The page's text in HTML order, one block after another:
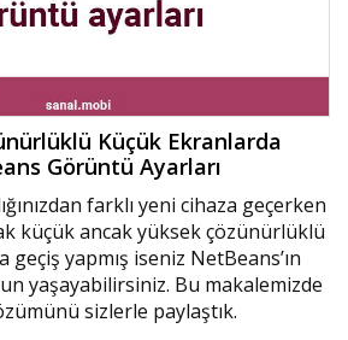
Küçük Ekranlarda
Görüntü Ayarları
farklı yeni cihaza geçerken
küçük ancak yüksek çözünürlüklü
geçiş yapmış iseniz NetBeans’ın
yaşayabilirsiniz. Bu makalemizde
sizlerle paylaştık.